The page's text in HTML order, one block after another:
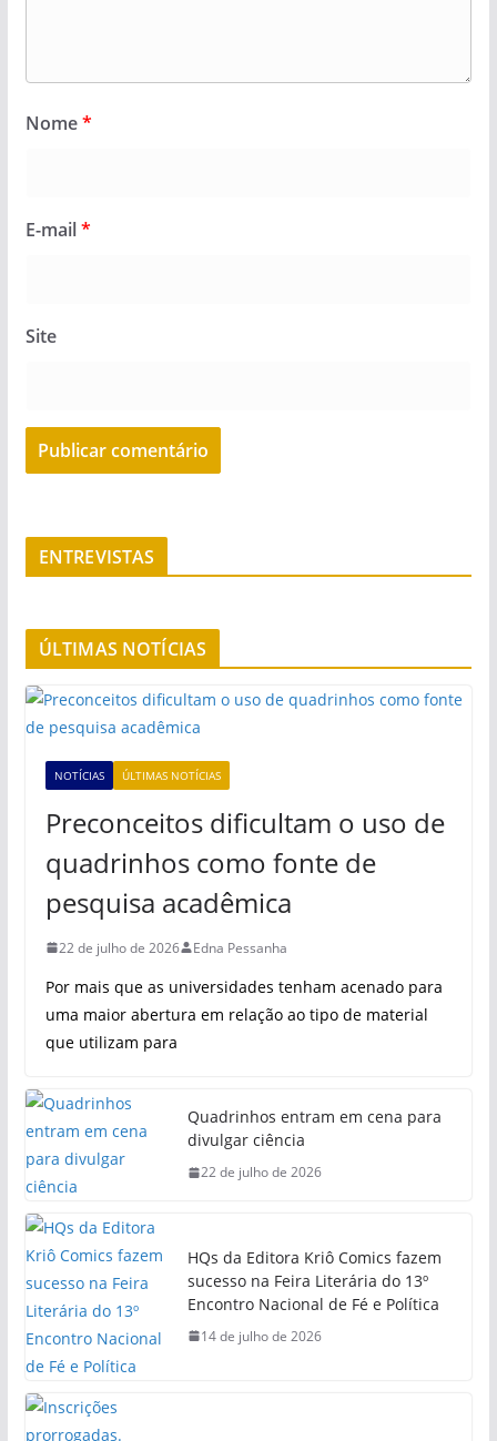
Nome*
E-mail*
Site
ENTREVISTAS
ÚLTIMAS NOTÍCIAS
NOTÍCIAS ÚLTIMAS NOTÍCIAS
Preconceitos dificultam o uso de
quadrinhos como fonte de
pesquisa acadêmica
22 de julho de 2026 Edna Pessanha
Por mais que as universidades tenham acenado para
uma maior abertura em relação ao tipo de material
que utilizam para
Quadrinhos entram em cena para
divulgar ciência
22 de julho de 2026
HQs da Editora Kriô Comics fazem
sucesso na Feira Literária do 13º
Encontro Nacional de Fé e Política
14 de julho de 2026